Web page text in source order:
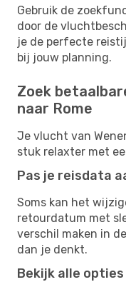
Gebruik de
door de
je de perfecte
bij jouw planning.
Zoek
naar Rome
Je vlucht van
stuk relaxter met
Pas je reisdata
Soms kan het
retourdatum met
verschil maken in
dan je denkt.
Bekijk alle opties